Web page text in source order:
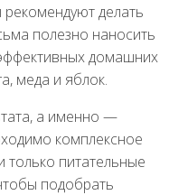
делать
полезно наносить
домашних
меда и яблок.
а именно —
комплексное
только питательные
подобрать